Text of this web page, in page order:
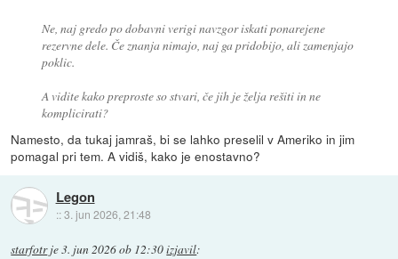
Ne, naj gredo po dobavni verigi navzgor iskati ponarejene
rezervne dele. Če znanja nimajo, naj ga pridobijo, ali zamenjajo
poklic.
A vidite kako preproste so stvari, če jih je želja rešiti in ne
komplicirati?
Namesto, da tukaj jamraš, bi se lahko preselil v Ameriko in jim
pomagal pri tem. A vidiš, kako je enostavno?
Legon
::3. jun 2026, 21:48
starfotrje3. jun 2026 ob 12:30izjavil: